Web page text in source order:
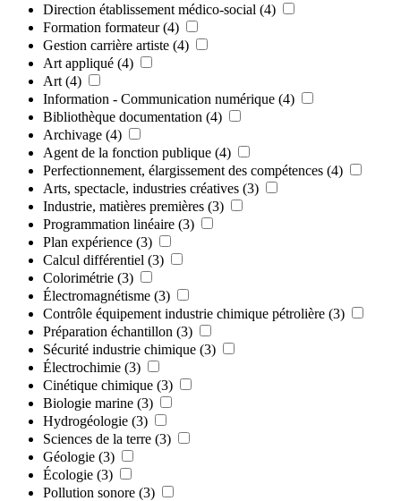
Direction établissement médico-social (4)
Formation formateur (4)
Gestion carrière artiste (4)
Art appliqué (4)
Art (4)
Information - Communication numérique (4)
Bibliothèque documentation (4)
Archivage (4)
Agent de la fonction publique (4)
Perfectionnement, élargissement des compétences (4)
Arts, spectacle, industries créatives (3)
Industrie, matières premières (3)
Programmation linéaire (3)
Plan expérience (3)
Calcul différentiel (3)
Colorimétrie (3)
Électromagnétisme (3)
Contrôle équipement industrie chimique pétrolière (3)
Préparation échantillon (3)
Sécurité industrie chimique (3)
Électrochimie (3)
Cinétique chimique (3)
Biologie marine (3)
Hydrogéologie (3)
Sciences de la terre (3)
Géologie (3)
Écologie (3)
Pollution sonore (3)